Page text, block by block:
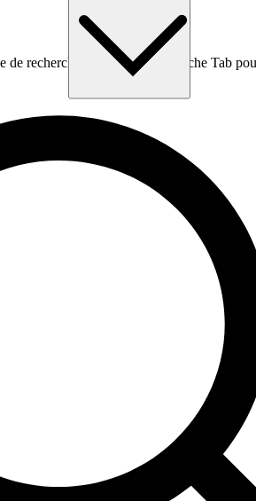
de recherche, puis utilisez la touche Tab